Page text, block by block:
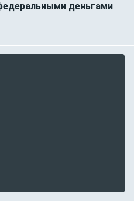
деньгами